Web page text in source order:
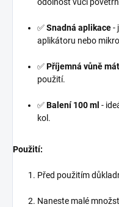
odolnost vůči
✅Snadná aplikace-
aplikátoru nebo
✅Příjemná vůně
použití.
✅Balení 100 ml -
kol.
Použití:
Před použitím
Naneste malé